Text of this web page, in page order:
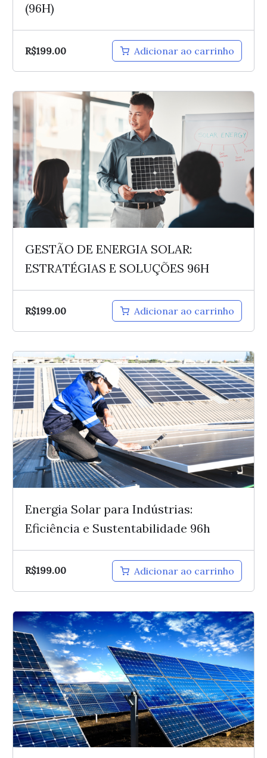
(96H)
R$199.00 Adicionar ao carrinho
GESTÃO DE ENERGIA SOLAR:
ESTRATÉGIAS E SOLUÇÕES 96H
R$199.00 Adicionar ao carrinho
Energia Solar para Indústrias:
Eficiência e Sustentabilidade 96h
R$199.00 Adicionar ao carrinho